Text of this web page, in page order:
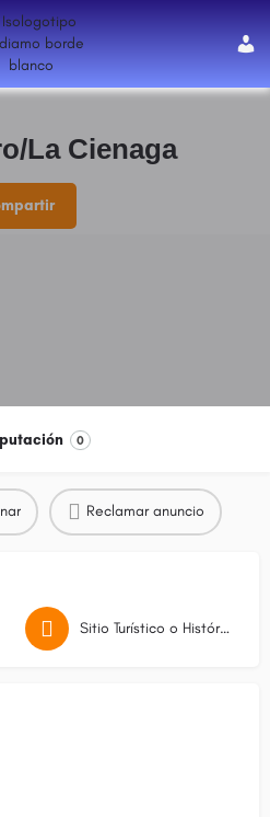
La Cienaga
0
Reclamar anuncio
Sitio Turístico o Histórico